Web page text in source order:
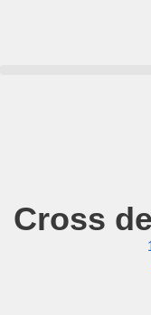
Cross